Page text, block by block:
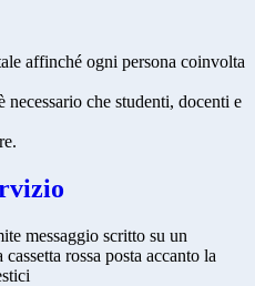
affinché ogni persona coinvolta
necessario che studenti, docenti e
messaggio scritto su un
rossa posta accanto la